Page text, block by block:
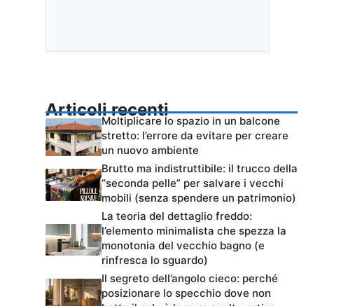
Articoli recenti
Moltiplicare lo spazio in un balcone
stretto: l’errore da evitare per creare
un nuovo ambiente
Brutto ma indistruttibile: il trucco della
“seconda pelle” per salvare i vecchi
mobili (senza spendere un patrimonio)
La teoria del dettaglio freddo:
l’elemento minimalista che spezza la
monotonia del vecchio bagno (e
rinfresca lo sguardo)
Il segreto dell’angolo cieco: perché
posizionare lo specchio dove non